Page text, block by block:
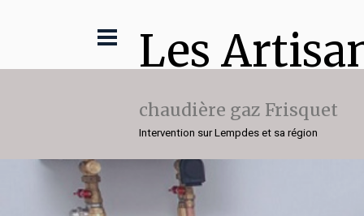
Les
chaudière gaz Frisquet
Intervention sur Lempdes et sa région